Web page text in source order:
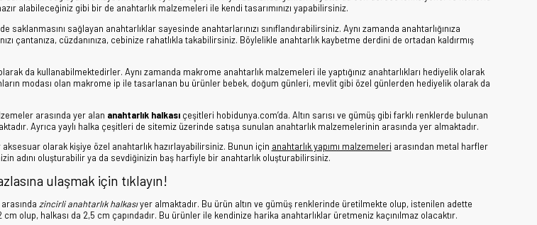
alabileceğiniz gibi bir de anahtarlık malzemeleri ile kendi tasarımınızı yapabilirsiniz.
saklanmasını sağlayan anahtarlıklar sayesinde anahtarlarınızı sınıflandırabilirsiniz. Aynı zamanda anahtarlığınıza
çantanıza, cüzdanınıza, cebinize rahatlıkla takabilirsiniz. Böylelikle anahtarlık kaybetme derdini de ortadan kaldırmış
da kullanabilmektedirler. Aynı zamanda makrome anahtarlık malzemeleri ile yaptığınız anahtarlıkları hediyelik olarak
modası olan makrome ip ile tasarlanan bu ürünler bebek, doğum günleri, mevlit gibi özel günlerden hediyelik olarak da
arasında yer alan anahtarlık halkasıçeşitleri hobidunya.com’da. Altın sarısı ve gümüş gibi farklı renklerde bulunan
Ayrıca yaylı halka çeşitleri de sitemiz üzerinde satışa sunulan anahtarlık malzemelerinin arasında yer almaktadır.
olarak kişiye özel anahtarlık hazırlayabilirsiniz. Bunun için anahtarlık yapımı malzemeleri arasından metal harfler
adını oluşturabilir ya da sevdiğinizin baş harfiyle bir anahtarlık oluşturabilirsiniz.
ulaşmak için tıklayın!
zincirli anahtarlık halkasıyer almaktadır. Bu ürün altın ve gümüş renklerinde üretilmekte olup, istenilen adette
olup, halkası da 2,5 cm çapındadır. Bu ürünler ile kendinize harika anahtarlıklar üretmeniz kaçınılmaz olacaktır.